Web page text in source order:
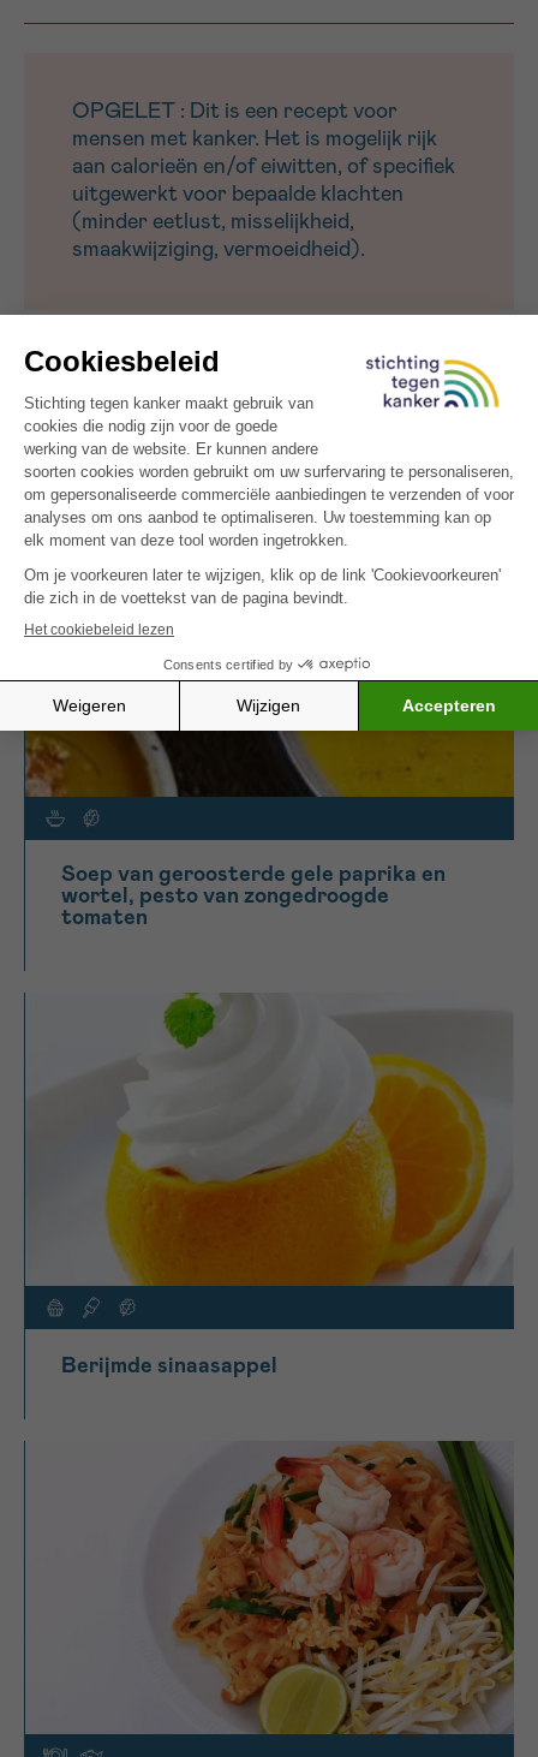
OPGELET : Dit is een recept voor
mensen met kanker. Het is mogelijk rijk
aan calorieën en/of eiwitten, of specifiek
uitgewerkt voor bepaalde klachten
(minder eetlust, misselijkheid,
smaakwijziging, vermoeidheid).
Probeer ook onzeBrusselse filet américain
warme en voedzame maaltijd, rijk aan smaak en
energie.
MEER INSPIRATIE
Soep van geroosterde gele paprika en
wortel, pesto van zongedroogde
tomaten
Berijmde sinaasappel